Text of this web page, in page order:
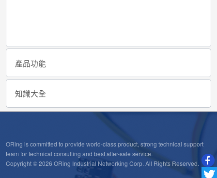
產品功能
知識大全
ORing is committed to provide world-class product, strong technical support
team for technical consulting and best after-sale service.
Copyright © 2026 ORing Industrial Networking Corp. All Rights Reserved.